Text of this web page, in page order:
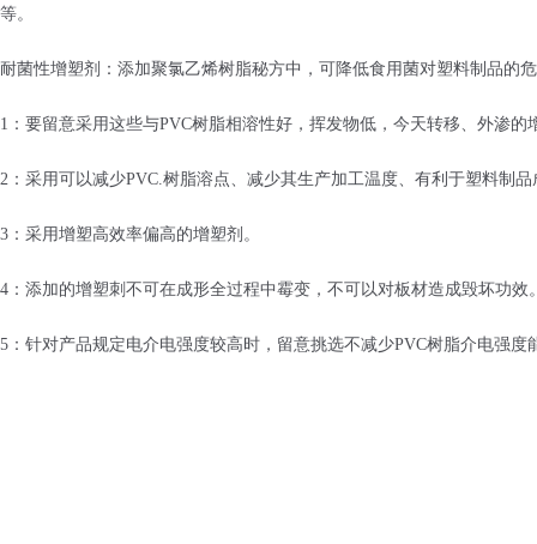
等。
耐菌性增塑剂：添加聚氯乙烯树脂秘方中，可降低食用菌对塑料制品的
1：要留意采用这些与PVC树脂相溶性好，挥发物低，今天转移、外渗的
2：采用可以减少PVC.树脂溶点、减少其生产加工温度、有利于塑料制
3：采用增塑高效率偏高的增塑剂。
4：添加的增塑刺不可在成形全过程中霉变，不可以对板材造成毁坏功效
5：针对产品规定电介电强度较高时，留意挑选不减少PVC树脂介电强度